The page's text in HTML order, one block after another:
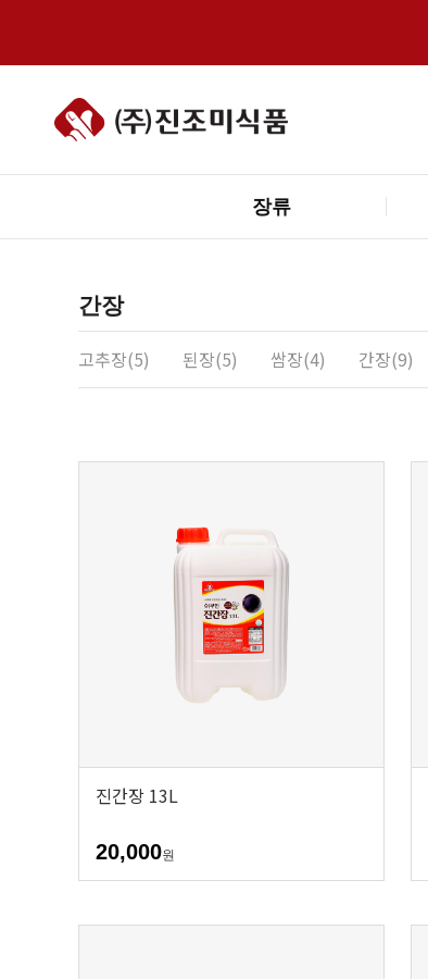
장류
간장
고추장(5) 된장(5) 쌈장(4) 간장(9)
진간장 13L
20,000원